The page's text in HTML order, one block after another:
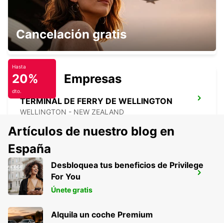
AEROPUERTO DE WELLINGTON
WELLINGTON - NEW ZEALAND
TERMINAL DE FERRY DE WELLINGTON
WELLINGTON - NEW ZEALAND
AEROPUERTO DE PALMERSTON NORTH
PALMERSTON NORTH - NEW ZEALAND
Cancelación gratis
Hasta
20%
dto.
Empresas
Artículos de nuestro blog en
España
Desbloquea tus beneficios de Privilege
For You
Únete gratis
Alquila un coche Premium